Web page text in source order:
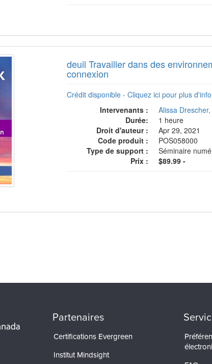
deuil Travailler dans des
connexion
Crédit disponible - Cliquez ici pour plus
Intervenants :
Alissa
Durée:
1 heure
Droit d'auteur :
Apr 29, 2021
Code produit :
POS058000
Type de support :
Séminaire
Prix :
$89.99 -
Partenaires
Certifications Evergreen
Institut Mindsight